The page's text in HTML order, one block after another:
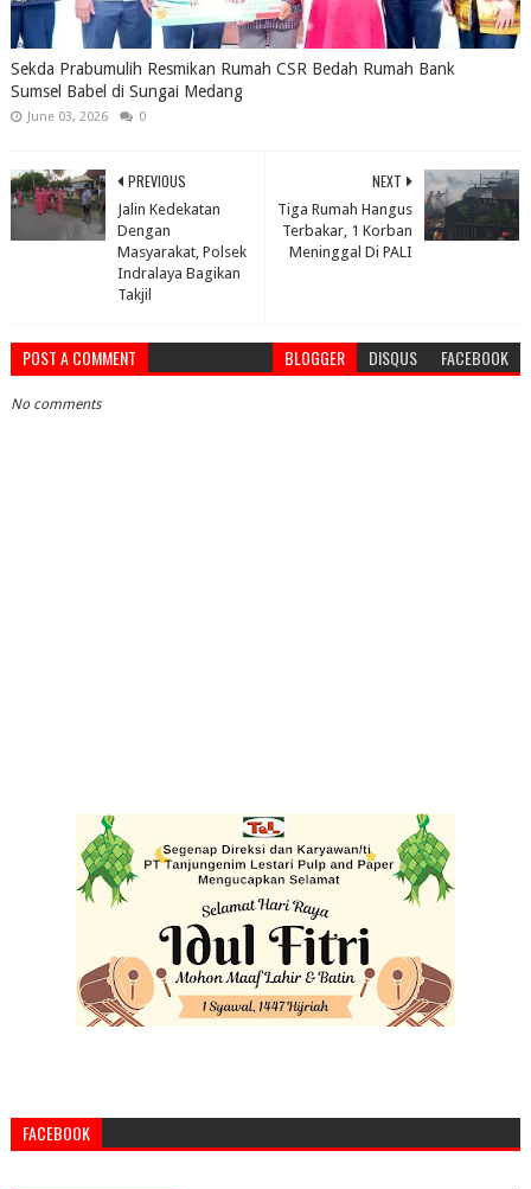
Sekda Prabumulih Resmikan Rumah CSR Bedah Rumah Bank
Sumsel Babel di Sungai Medang
June 03, 2026 0
NEXT
Tiga Rumah Hangus
Terbakar, 1 Korban
Meninggal Di PALI
PREVIOUS
Jalin Kedekatan
Dengan
Masyarakat, Polsek
Indralaya Bagikan
Takjil
POST A COMMENT BLOGGER DISQUS FACEBOOK
No comments
FACEBOOK